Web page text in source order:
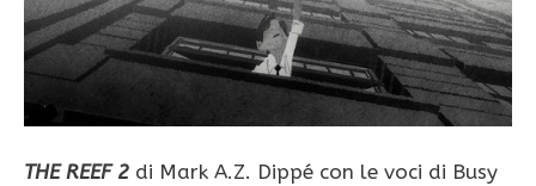
THE REEF 2 di Mark A.Z. Dippé con le voci di Busy